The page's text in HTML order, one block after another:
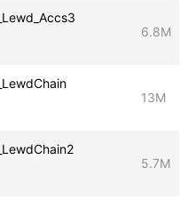
6.8M
13M
5.7M